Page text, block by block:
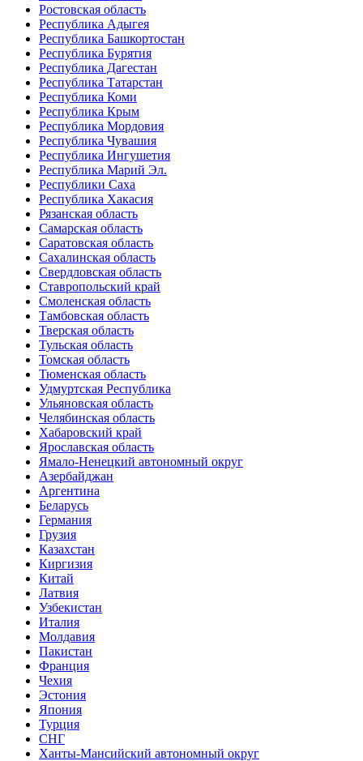
Ростовская область
Республика Адыгея
Республика Башкортостан
Республика Бурятия
Республика Дагестан
Республика Татарстан
Республика Коми
Республика Крым
Республика Мордовия
Республика Чувашия
Республика Ингушетия
Республика Марий Эл.
Республики Саха
Республика Хакасия
Рязанская область
Самарская область
Саратовская область
Сахалинская область
Свердловская область
Ставропольский край
Смоленская область
Тамбовская область
Тверская область
Тульская область
Томская область
Тюменская область
Удмуртская Республика
Ульяновская область
Челябинская область
Хабаровский край
Ярославская область
Ямало-Ненецкий автономный округ
Азербайджан
Аргентина
Беларусь
Германия
Грузия
Казахстан
Киргизия
Китай
Латвия
Узбекистан
Италия
Молдавия
Пакистан
Франция
Чехия
Эстония
Япония
Турция
СНГ
Ханты-Мансийский автономный округ